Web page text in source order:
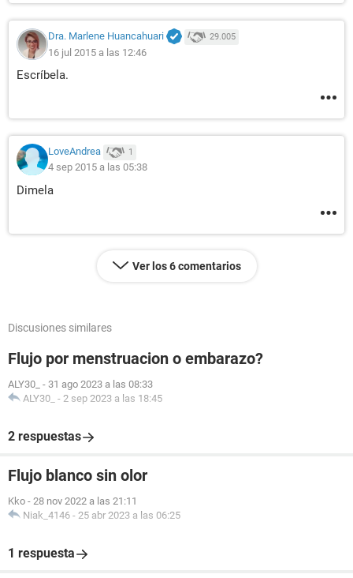
Dra. Marlene Huancahuari 29.005
16 jul 2015 a las 12:46
Escríbela.
LoveAndrea 1
4 sep 2015 a las 05:38
Dimela
Ver los 6 comentarios
Discusiones similares
Flujo por menstruacion o embarazo?
ALY30_ - 31 ago 2023 a las 08:33
ALY30_ - 2 sep 2023 a las 18:45
2 respuestas
Flujo blanco sin olor
Kko - 28 nov 2022 a las 21:11
Niak_4146 - 25 abr 2023 a las 06:25
1 respuesta